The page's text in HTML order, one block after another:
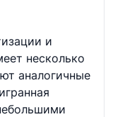
и
несколько
аналогичные